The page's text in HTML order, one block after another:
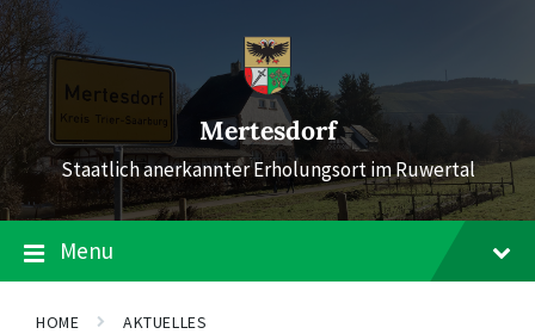
Skip
to
content
Skip
to
main
navigation
Skip
to
footer
Mertesdorf
Staatlich anerkannter Erholungsort im Ruwertal
Menu
HOME AKTUELLES